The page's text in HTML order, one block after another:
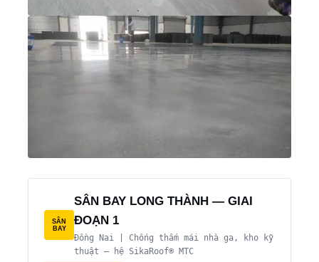
SÂN
BAY
SÂN BAY LONG THÀNH — GIAI
ĐOẠN 1
Đồng Nai | Chống thấm mái nhà ga, kho kỹ
thuật — hệ SikaRoof® MTC